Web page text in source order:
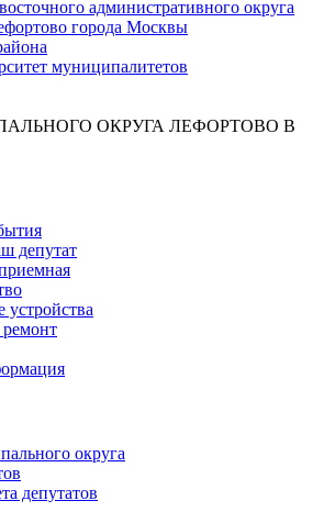
ОКРУГА ЛЕФОРТОВО В
депутат
округа
депутатов